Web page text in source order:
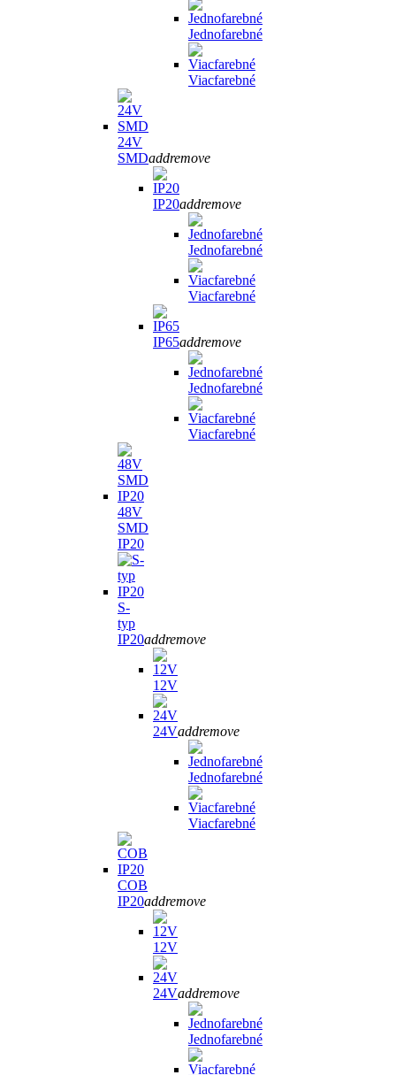
Jednofarebné
Viacfarebné
24V
SMDaddremove
IP20addremove
Jednofarebné
Viacfarebné
IP65addremove
Jednofarebné
Viacfarebné
48V
SMD
IP20
S-
typ
IP20addremove
12V
24Vaddremove
Jednofarebné
Viacfarebné
COB
IP20addremove
12V
24Vaddremove
Jednofarebné